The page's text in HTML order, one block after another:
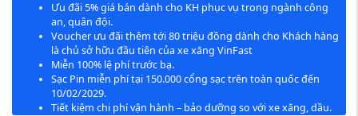
Ưu đãi 5% giá bán dành cho KH phục vụ trong ngành công
an, quân đội.
Voucher ưu đãi thêm tới 80 triệu đồng dành cho Khách hàng
là chủ sở hữu đầu tiên của xe xăng VinFast
Miễn 100% lệ phí trước bạ.
Sạc Pin miễn phí tại 150.000 cổng sạc trên toàn quốc đến
10/02/2029.
Tiết kiệm chi phí vận hành – bảo dưỡng so với xe xăng, dầu.